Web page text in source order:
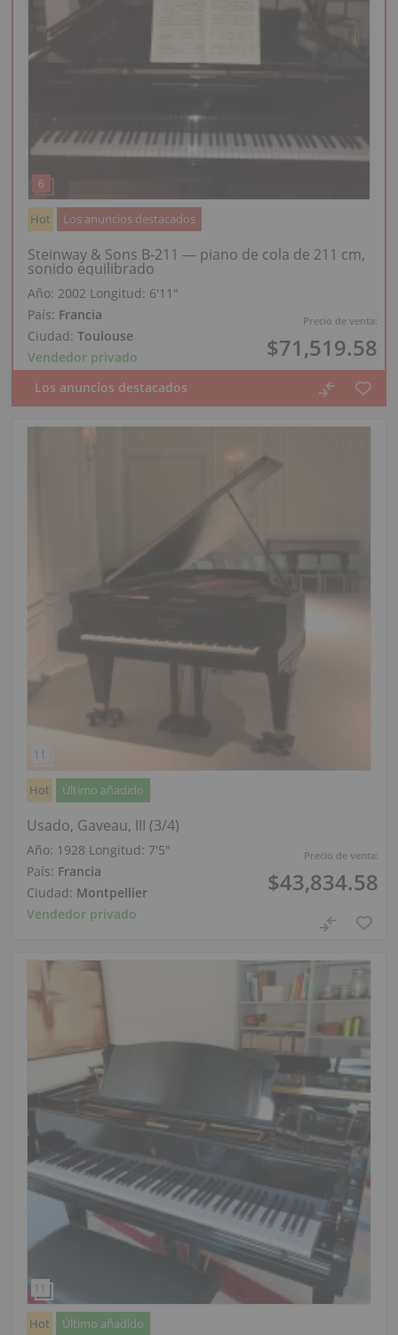
Precio de venta:
$71,519.58
Hot Los anuncios destacados
Steinway & Sons B‑211 — piano de cola de 211 cm,
sonido equilibrado
Año: 2002 Longitud: 6′11″
País: Francia
Ciudad: Toulouse
Vendedor privado
Precio de venta:
$43,834.58
Hot Último añadido
Usado, Gaveau, III (3/4)
Año: 1928 Longitud: 7′5″
País: Francia
Ciudad: Montpellier
Vendedor privado
Hot Último añadido